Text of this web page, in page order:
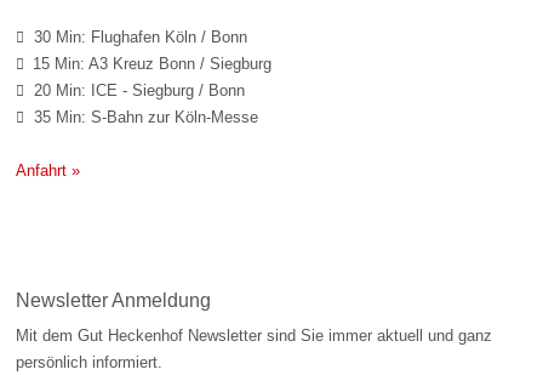
 30 Min: Flughafen Köln / Bonn
 15 Min: A3 Kreuz Bonn / Siegburg
 20 Min: ICE - Siegburg / Bonn
 35 Min: S-Bahn zur Köln-Messe
Anfahrt »
Newsletter Anmeldung
Mit dem Gut Heckenhof Newsletter sind Sie immer aktuell und ganz
persönlich informiert.